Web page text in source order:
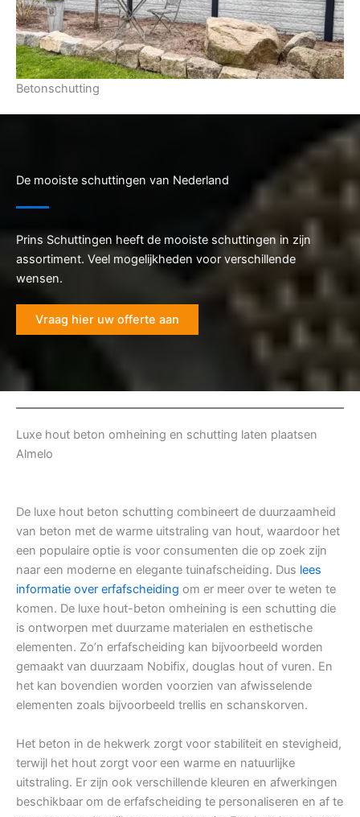
Betonschutting
De mooiste schuttingen van Nederland
Prins Schuttingen heeft de mooiste schuttingen in zijn
assortiment. Veel mogelijkheden voor verschillende
wensen.
Vraag hier uw offerte aan
Luxe hout beton omheining en schutting laten plaatsen
Almelo
De luxe hout beton schutting combineert de duurzaamheid
van beton met de warme uitstraling van hout, waardoor het
een populaire optie is voor consumenten die op zoek zijn
naar een moderne en elegante tuinafscheiding. Dus lees
informatie over erfafscheiding om er meer over te weten te
komen. De luxe hout-beton omheining is een schutting die
is ontworpen met duurzame materialen en esthetische
elementen. Zo’n erfafscheiding kan bijvoorbeeld worden
gemaakt van duurzaam Nobifix, douglas hout of vuren. En
het kan bovendien worden voorzien van afwisselende
elementen zoals bijvoorbeeld trellis en schanskorven.
Het beton in de hekwerk zorgt voor stabiliteit en stevigheid,
terwijl het hout zorgt voor een warme en natuurlijke
uitstraling. Er zijn ook verschillende kleuren en afwerkingen
beschikbaar om de erfafscheiding te personaliseren en af te